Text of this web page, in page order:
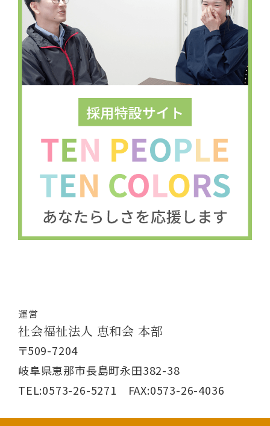
運営
社会福祉法人 恵和会 本部
〒509-7204
岐阜県恵那市長島町永田382-38
TEL:0573-26-5271 FAX:0573-26-4036